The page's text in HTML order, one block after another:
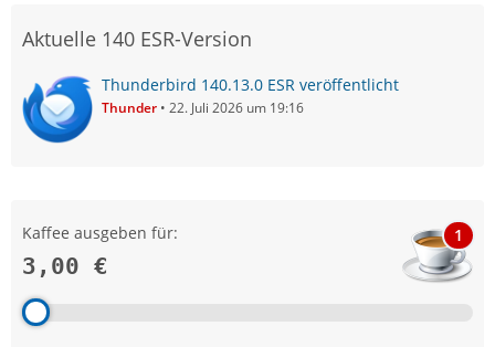
Aktuelle 140 ESR-Version
Thunderbird 140.13.0 ESR veröffentlicht
Thunder 22. Juli 2026 um 19:16
Kaffee ausgeben für:
3,00 €
1